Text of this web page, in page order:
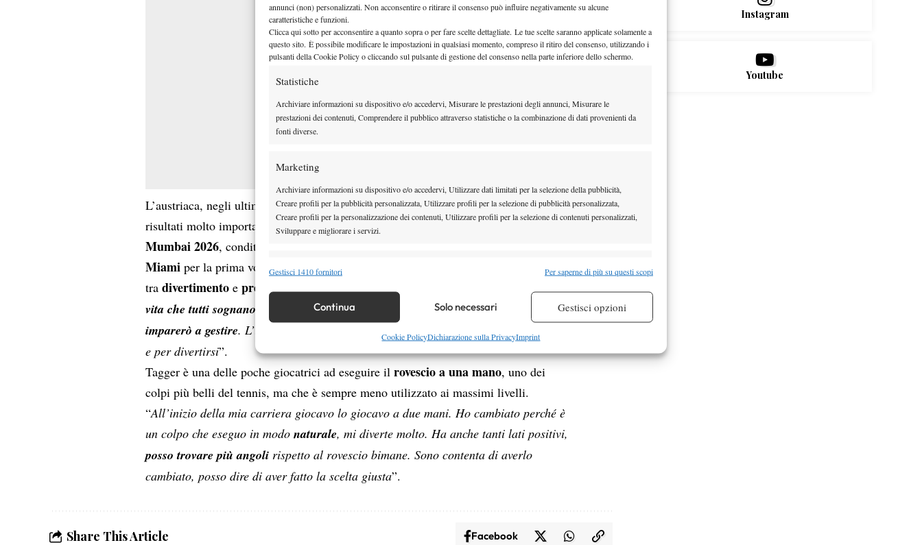
annunci (non) personalizzati. Non acconsentire o ritirare il consenso può influire negativamente su alcune
caratteristiche e funzioni.
Clicca qui sotto per acconsentire a quanto sopra o per fare scelte dettagliate. Le tue scelte saranno applicate solamente a
questo sito. È possibile modificare le impostazioni in qualsiasi momento, compreso il ritiro del consenso, utilizzando i
pulsanti della Cookie Policy o cliccando sul pulsante di gestione del consenso nella parte inferiore dello schermo.
Statistiche
Archiviare informazioni su dispositivo e/o accedervi, Misurare le prestazioni degli annunci, Misurare le
prestazioni dei contenuti, Comprendere il pubblico attraverso statistiche o la combinazione di dati provenienti da
fonti diverse.
Marketing
Archiviare informazioni su dispositivo e/o accedervi, Utilizzare dati limitati per la selezione della pubblicità,
Creare profili per la pubblicità personalizzata, Utilizzare profili per la selezione di pubblicità personalizzata,
Creare profili per la personalizzazione dei contenuti, Utilizzare profili per la selezione di contenuti personalizzati,
Sviluppare e migliorare i servizi.
Funzionalità
Identificare i dispositivi in base alle informazioni trasmesse automaticamente.
Garantire la sicurezza, prevenire e rilevare frodi, correggere errori,
Erogare e presentare pubblicità e contenuto, Salvare e comunicare le
scelte sulla privacy.
Sempre attivo
Gestisci 1410 fornitori Per saperne di più su questi scopi
Continua Solo necessari Gestisci opzioni
Cookie PolicyDichiarazione sulla PrivacyImprint
L’austriaca, negli ultimi mesi, ha avuto una crescita esponenziale e sono arrivati
risultati molto importanti:finali nel WTA 250 di Jiujiang 2025 e nel WTA 125 di
Mumbai 2026, condite dai
Miami per la prima volta in carriera. La classe 2008 ha parlato dell’ultimo periodo,
tradivertimento epressione
Mi sto divertendo un sacco. Sto vivendo la
vita che tutti sognano di vivere
. Ѐ incredibile.
Poi c’è anche la pressione che
imparerò a gestire. L’importante è ricordarsi che si gioca per se stessi, per passione
e per divertirsi”.
Tagger è una delle poche giocatrici ad eseguire ilrovescio a una mano, uno dei
colpi più belli del tennis, ma che è sempre meno utilizzato ai massimi livelli.
“All’inizio della mia carriera giocavo lo giocavo a due mani. Ho cambiato perché è
un colpo che eseguo in modonaturale, mi diverte molto. Ha anche tanti lati positivi,
posso trovare più angoli rispetto al rovescio bimane. Sono contenta di averlo
cambiato, posso dire di aver fatto la scelta giusta”.
Share This Article Facebook
Instagram
Youtube